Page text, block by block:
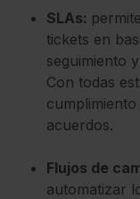
SLAs:
tickets en
seguimiento
Con todas
acuerdos.
Flujos de
automatizar